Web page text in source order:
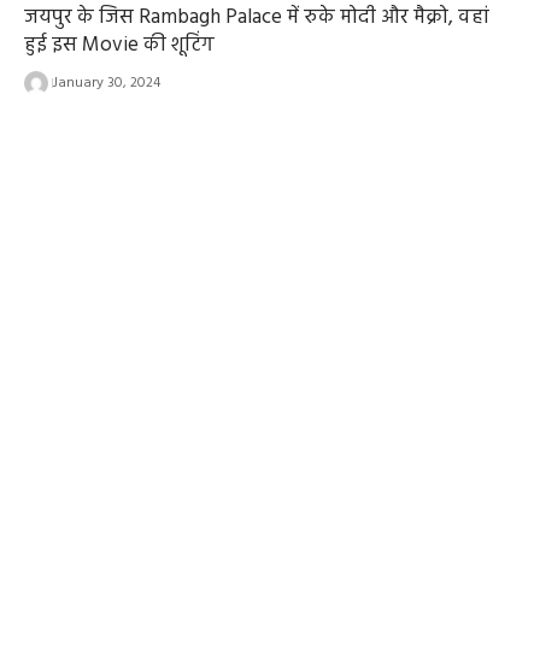
जयपुर के जिस Rambagh Palace में रुके मोदी और मैक्रो, वहां
हुई इस Movie की शूटिंग
January 30, 2024